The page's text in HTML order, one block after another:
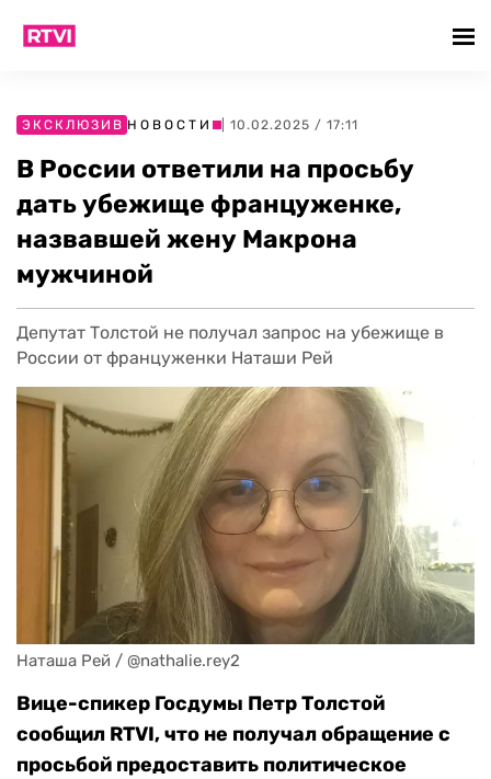
ЭКСКЛЮЗИВ НОВОСТИ | 10.02.2025 / 17:11
В России ответили на просьбу
дать убежище француженке,
назвавшей жену Макрона
мужчиной
Депутат Толстой не получал запрос на убежище в
России от француженки Наташи Рей
Наташа Рей / @nathalie.rey2
Вице-спикер Госдумы Петр Толстой
сообщил RTVI, что не получал обращение с
просьбой предоставить политическое